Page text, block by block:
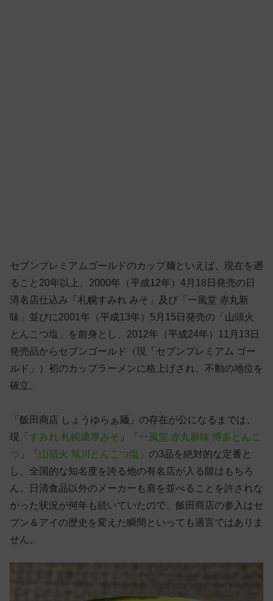
セブンプレミアムゴールドのカップ麺といえば、現在を遡
ること20年以上、2000年（平成12年）4月18日発売の日
清名店仕込み「札幌すみれ みそ」及び「一風堂 赤丸新
味」並びに2001年（平成13年）5月15日発売の「山頭火
とんこつ塩」を前身とし、2012年（平成24年）11月13日
発売品からセブンゴールド（現「セブンプレミアム ゴー
ルド」）初のカップラーメンに格上げされ、不動の地位を
確立。
「飯田商店 しょうゆらぁ麺」の存在が公になるまでは、
現「 すみれ 札幌濃厚みそ 」「 一風堂 赤丸新味 博多とんこ
つ 」「 山頭火 旭川とんこつ塩 」の3品を絶対的な定番と
し、全国的な知名度を誇る他の有名店が入る隙はもちろ
ん、日清食品以外のメーカーも肩を並べることを許されな
かった状況が何年も続いていたので、飯田商店の参入はセ
ブン＆アイの歴史を変えた瞬間といっても過言ではありま
せん。